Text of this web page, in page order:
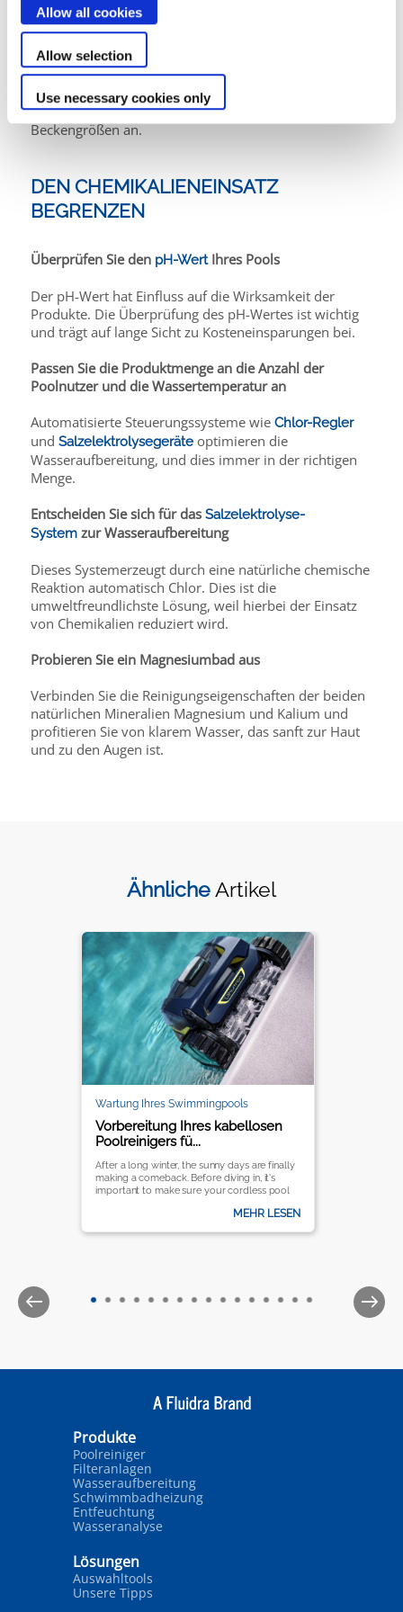
Allow all cookies
Allow selection
Use necessary cookies only
Schauen Sie sich den Leistungskoeffizienten (COP) und
die abgegebene Leistung sorgfältig an und prüfen Sie,
ob diese Messungen durch eine Norm (NF-PAC)
garantiert sind. Zodiac®bietet eine vollständige
Produktreihe von Wärmepumpen mit hervorragender
Energie- und Schalleigenschaften für alle
Beckengrößen an.
DEN CHEMIKALIENEINSATZ
BEGRENZEN
Überprüfen Sie den pH-WertIhres Pools
Der pH-Wert hat Einfluss auf die Wirksamkeit der
Produkte. Die Überprüfung des pH-Wertes ist wichtig
und trägt auf lange Sicht zu Kosteneinsparungen bei.
Passen Sie die Produktmenge an die Anzahl der
Poolnutzer und die Wassertemperatur an
Automatisierte Steuerungssysteme wie Chlor-Regler
und Salzelektrolysegeräteoptimieren die
Wasseraufbereitung, und dies immer in der richtigen
Menge.
Entscheiden Sie sich für das Salzelektrolyse-
Systemzur Wasseraufbereitung
Dieses Systemerzeugt durch eine natürliche chemische
Reaktion automatisch Chlor. Dies ist die
umweltfreundlichste Lösung, weil hierbei der Einsatz
von Chemikalien reduziert wird.
Probieren Sie ein Magnesiumbad aus
Verbinden Sie die Reinigungseigenschaften der beiden
natürlichen Mineralien Magnesium und Kalium und
profitieren Sie von klarem Wasser, das sanft zur Haut
und zu den Augen ist.
Ähnliche Artikel
Wartung Ihres Swimmingpools
Vorbereitung Ihres kabellosen
Poolreinigers fü...
After a long winter, the sunny days are finally
making a comeback. Before diving in, it's
important to make sure your cordless pool
MEHR LESEN
Produkte
Poolreiniger
Filteranlagen
Wasseraufbereitung
Schwimmbadheizung
Entfeuchtung
Wasseranalyse
Lösungen
Auswahltools
Unsere Tipps